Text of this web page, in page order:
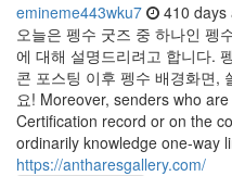
emineme443wku7 410 days
오늘은 펭수 굿즈 중 하나인 펭
에 대해 설명드리려고 합니다.
콘 포스팅 이후 펭수 배경화면,
요! Moreover, senders who
Certification record or on the
ordinarily knowledge one-way
https://antharesgallery.com/